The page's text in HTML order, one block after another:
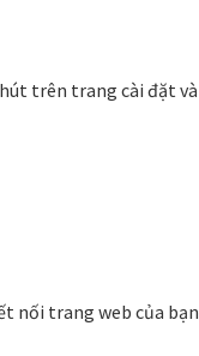
trên trang cài đặt
trang web của